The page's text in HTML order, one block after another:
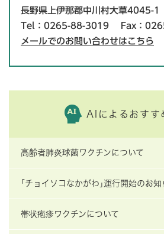
長野県上伊那郡中川村大草4045-1
Tel：0265-88-3019
Fax：
メールでのお問い合わせはこちら
AIによるおすす
高齢者肺炎球菌ワクチンについて
｢チョイソコなかがわ｣運行開始のお知
帯状疱疹ワクチンについて